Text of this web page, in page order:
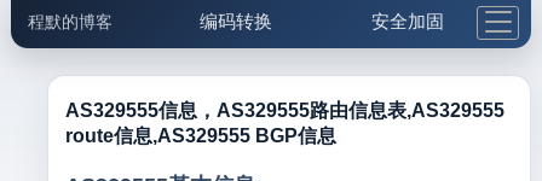
程默的博客 编码转换 安全加固
邮件工具 生活便民 更多工具
5.1支付宝大红包
AS329555信息，AS329555路由信息表,AS329555
route信息,AS329555 BGP信息